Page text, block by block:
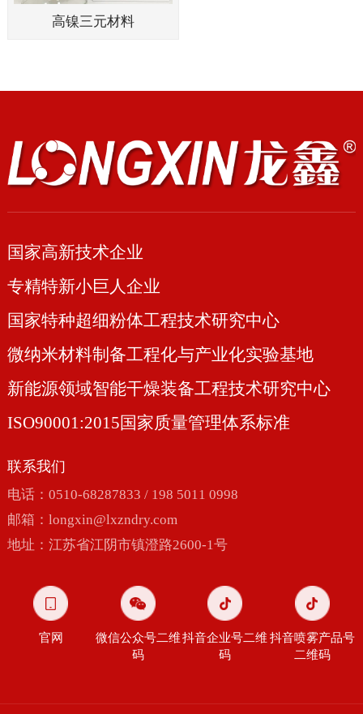
高镍三元材料
国家高新技术企业
专精特新小巨人企业
国家特种超细粉体工程技术研究中心
微纳米材料制备工程化与产业化实验基地
新能源领域智能干燥装备工程技术研究中心
ISO90001:2015国家质量管理体系标准
联系我们
电话：0510-68287833 / 198 5011 0998
邮箱： longxin@lxzndry.com
地址：江苏省江阴市镇澄路2600-1号
官网
微信公众号二维
码
抖音企业号二维
码
抖音喷雾产品号
二维码